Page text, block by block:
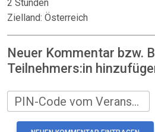
2 Stunden
Zielland: Österreich
Neuer Kommentar bzw.
Teilnehmers:in
PIN-Code vom Veranstalter